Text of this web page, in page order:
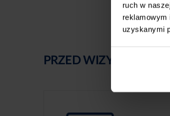
ruch w
reklamowym
uzyskanymi
PRZED WIZYTĄ W